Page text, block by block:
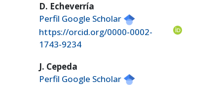
D. Echeverría
Perfil Google Scholar
https://orcid.org/0000-0002-
1743-9234
J. Cepeda
Perfil Google Scholar